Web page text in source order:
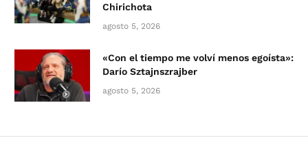
Chirichota
agosto 5, 2026
«Con el tiempo me volví menos egoísta»:
Darío Sztajnszrajber
agosto 5, 2026